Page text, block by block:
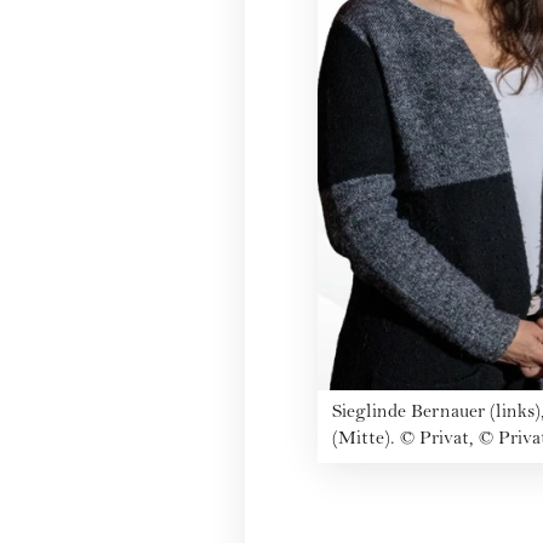
Sieglinde Bernauer
(Mitte). © Privat, ©